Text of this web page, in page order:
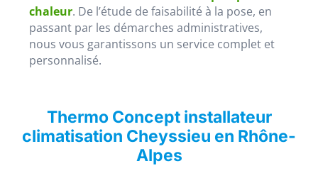
chaleur. De l’étude de faisabilité à la pose, en
passant par les démarches administratives,
nous vous garantissons un service complet et
personnalisé.
Thermo Concept installateur
climatisation Cheyssieu en Rhône-
Alpes